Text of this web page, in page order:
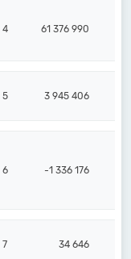
4 61 376 990
5 3 945 406
6 -1 336 176
7 34 646